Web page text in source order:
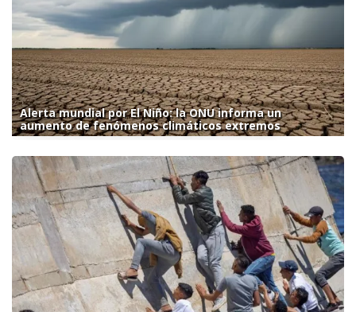
Alerta mundial por El Niño: la ONU informa un
aumento de fenómenos climáticos extremos